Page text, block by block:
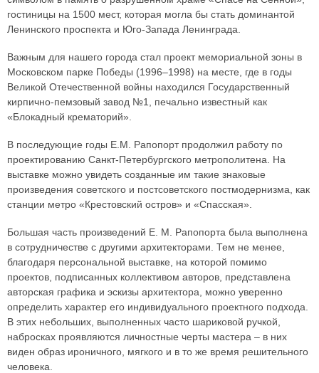
гостиницы на 1500 мест, которая могла бы стать доминантой
Ленинского проспекта и Юго-Запада Ленинграда.
Важным для нашего города стал проект мемориальной зоны в
Московском парке Победы (1996–1998) на месте, где в годы
Великой Отечественной войны находился Государственный
кирпично-пемзовый завод №1, печально известный как
«Блокадный крематорий».
В последующие годы Е.М. Рапопорт продолжил работу по
проектированию Санкт-Петербургского метрополитена. На
выставке можно увидеть созданные им такие знаковые
произведения советского и постсоветского постмодернизма, как
станции метро «Крестовский остров» и «Спасская».
Большая часть произведений Е. М. Рапопорта была выполнена
в сотрудничестве с другими архитекторами. Тем не менее,
благодаря персональной выставке, на которой помимо
проектов, подписанных коллективом авторов, представлена
авторская графика и эскизы архитектора, можно уверенно
определить характер его индивидуального проектного подхода.
В этих небольших, выполненных часто шариковой ручкой,
набросках проявляются личностные черты мастера – в них
виден образ ироничного, мягкого и в то же время решительного
человека.